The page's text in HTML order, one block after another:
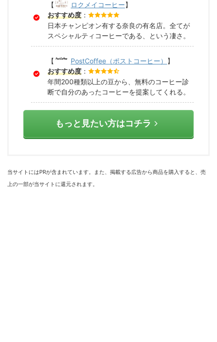
【 ロクメイコーヒー】
おすすめ度 ：
日本チャンピオン有する奈良の有名店。全てが
スペシャルティコーヒーである、という凄さ。
【 PostCoffee（ポストコーヒー）
】
おすすめ度 ：
年間200種類以上の豆から、無料のコーヒー診
断で自分のあったコーヒーを提案してくれる。
もっと見たい方はコチラ
当サイトにはPRが含まれています。また、掲載する広告から商品を購入すると、売
上の一部が当サイトに還元されます。